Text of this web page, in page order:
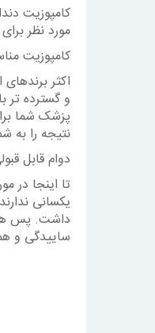
کامپوزیت
مورد نظر
کامپوزیت
اکثر
و گسترده تر
پزشک شما
نتیجه را به
دوام قابل
تا اینجا در
یکسانی
داشت. پس
ساییدگی و